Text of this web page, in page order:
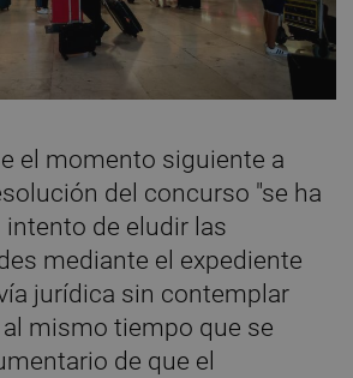
el momento siguiente a
del concurso "se ha
de eludir las
mediante el expediente
jurídica sin contemplar
mismo tiempo que se
de que el